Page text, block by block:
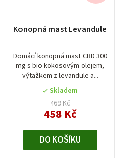
Konopná mast Levandule
Domácí konopná mast CBD 300
mg s bio kokosovým olejem,
výtažkem z levandule a...
Skladem
469 Kč
458 Kč
DO KOŠÍKU